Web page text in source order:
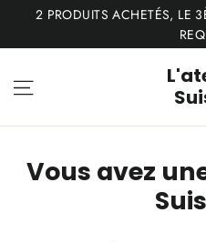
Passer2 PRODUITS ACHETÉS, LE
Vous avez